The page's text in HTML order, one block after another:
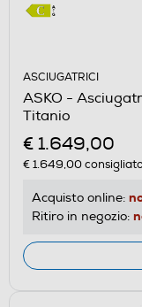
ASCIUGATRICI
ASKO -
Titanio
€ 1.649,00
€ 1.649,00
Acquisto online:
Ritiro in negozio: